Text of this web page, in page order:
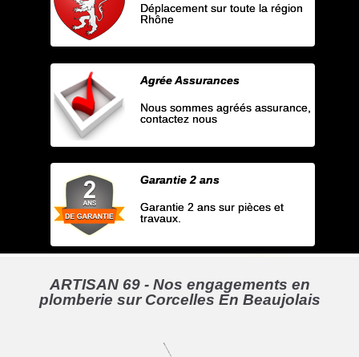
Déplacement sur toute la région
Rhône
Agrée Assurances
Nous sommes agréés assurance,
contactez nous
Garantie 2 ans
Garantie 2 ans sur pièces et
travaux.
ARTISAN 69 - Nos engagements en
plomberie sur Corcelles En Beaujolais